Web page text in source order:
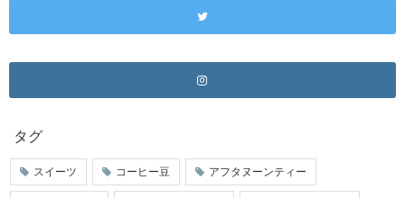
タグ
スイーツ コーヒー豆 アフタヌーンティー